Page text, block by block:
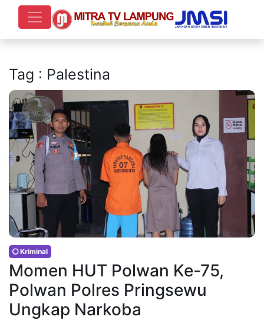
Tag : Palestina
Kriminal
Momen HUT Polwan Ke-75,
Polwan Polres Pringsewu
Ungkap Narkoba